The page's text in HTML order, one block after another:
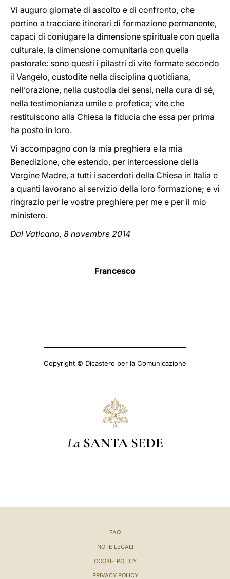
Vi auguro giornate di ascolto e di confronto, che
portino a tracciare itinerari di formazione permanente,
capaci di coniugare la dimensione spirituale con quella
culturale, la dimensione comunitaria con quella
pastorale: sono questi i pilastri di vite formate secondo
il Vangelo, custodite nella disciplina quotidiana,
nell’orazione, nella custodia dei sensi, nella cura di sé,
nella testimonianza umile e profetica; vite che
restituiscono alla Chiesa la fiducia che essa per prima
ha posto in loro.
Vi accompagno con la mia preghiera e la mia
Benedizione, che estendo, per intercessione della
Vergine Madre, a tutti i sacerdoti della Chiesa in Italia e
a quanti lavorano al servizio della loro formazione; e vi
ringrazio per le vostre preghiere per me e per il mio
ministero.
Dal Vaticano, 8 novembre 2014
Francesco
Copyright © Dicastero per la Comunicazione
La SANTA SEDE
FAQ
NOTE LEGALI
COOKIE POLICY
PRIVACY POLICY